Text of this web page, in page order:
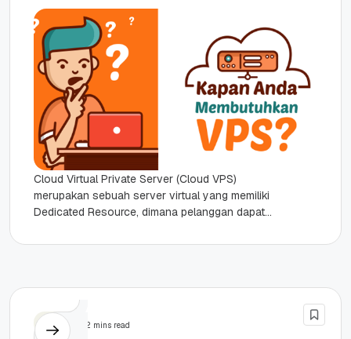
Cloud Virtual Private Server (Cloud VPS)
merupakan sebuah server virtual yang memiliki
Dedicated Resource, dimana pelanggan dapat
(tidak berbagi...
2 mins read